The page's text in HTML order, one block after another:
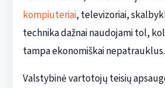
kompiuteriai, televizoriai,
technika dažnai naudojami tol,
tampa ekonomiškai nepatrauklus.
Valstybinė vartotojų teisių